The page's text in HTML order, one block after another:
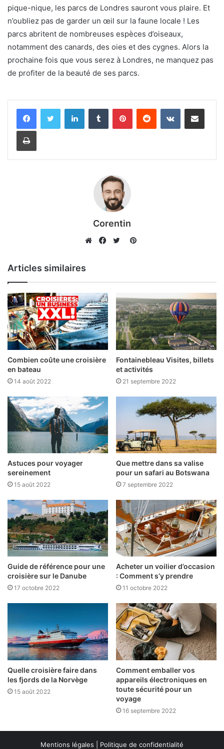
pique-nique, les parcs de Londres sauront vous plaire. Et
n’oubliez pas de garder un œil sur la faune locale ! Les
parcs abritent de nombreuses espèces d’oiseaux,
notamment des canards, des oies et des cygnes. Alors la
prochaine fois que vous serez à Londres, ne manquez pas
de profiter de la beauté de ses parcs.
LinkedinTumblr PinterestReddit VKontaktePartager par email
Imprimer
Corentin
Pinterest
Articles similaires
Combien coûte une croisière
en bateau
14 août 2022
Fontainebleau Visites, billets
et activités
21 septembre 2022
Astuces pour voyager
sereinement
15 août 2022
Que mettre dans sa valise
pour un safari au Botswana
7 septembre 2022
Guide de référence pour une
croisière sur le Danube
17 octobre 2022
Acheter un voilier d’occasion
: Comment s’y prendre
11 octobre 2022
Quelle croisière faire dans
les fjords de la Norvège
15 août 2022
Comment emballer vos
appareils électroniques en
toute sécurité pour un
voyage
16 septembre 2022
Mentions légales Politique de confidentialité